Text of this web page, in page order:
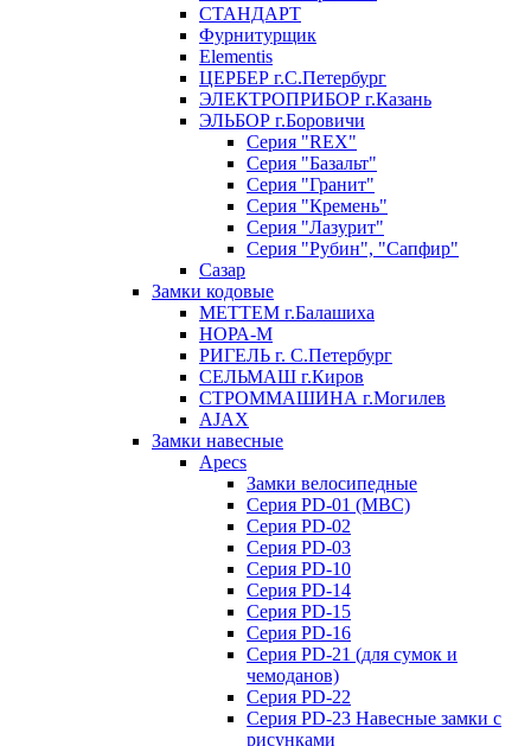
СТАНДАРТ
Фурнитурщик
Elementis
ЦЕРБЕР г.С.Петербург
ЭЛЕКТРОПРИБОР г.Казань
ЭЛЬБОР г.Боровичи
Серия "REX"
Серия "Базальт"
Серия "Гранит"
Серия "Кремень"
Серия "Лазурит"
Серия "Рубин", "Сапфир"
Сазар
Замки кодовые
МЕТТЕМ г.Балашиха
НОРА-М
РИГЕЛЬ г. С.Петербург
СЕЛЬМАШ г.Киров
СТРОММАШИНА г.Могилев
AJAX
Замки навесные
Apecs
Замки велосипедные
Серия PD-01 (МВС)
Серия PD-02
Серия PD-03
Серия PD-10
Серия PD-14
Серия PD-15
Серия PD-16
Серия PD-21 (для сумок и
чемоданов)
Серия PD-22
Серия PD-23 Навесные замки с
рисунками